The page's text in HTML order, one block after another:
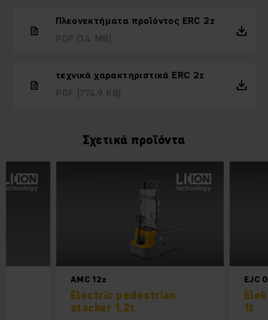
Πλεονεκτήματα προϊόντος ERC 2z
PDF (1,4 MB)
τεχνικά χαρακτηριστικά ERC 2z
PDF (774,9 KB)
Σχετικά προϊόντα
AMC 12z
Electric pedestrian
stacker 1,2t
EJC
1t